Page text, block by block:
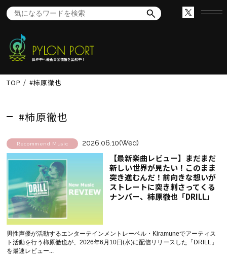
世界中へ最新音楽情報を出航中！
TOP #柿原徹也
#柿原徹也
Recommend Music 2026.06.10(Wed)
【最新楽曲レビュー】まだまだ
新しい世界が見たい！このまま
突き進むんだ！前向きな想いが
ストレートに突き刺さってくる
ナンバー、柿原徹也「DRILL」
男性声優が活動するエンターテインメントレーベル・Kiramuneでアーティス
ト活動を行う柿原徹也が、2026年6月10日(水)に配信リリースした「DRILL」
を最速レビュー...